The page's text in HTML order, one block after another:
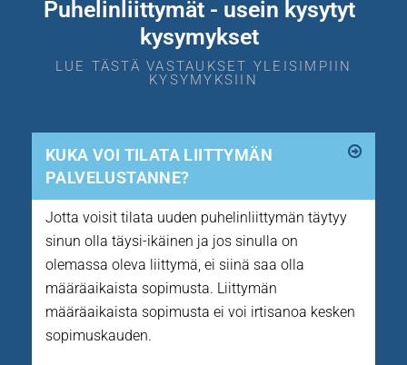
Puhelinliittymät - usein kysytyt
kysymykset
LUE TÄSTÄ VASTAUKSET YLEISIMPIIN
KYSYMYKSIIN
KUKA VOI TILATA LIITTYMÄN
PALVELUSTANNE?
Jotta voisit tilata uuden puhelinliittymän täytyy
sinun olla täysi-ikäinen ja jos sinulla on
olemassa oleva liittymä, ei siinä saa olla
määräaikaista sopimusta. Liittymän
määräaikaista sopimusta ei voi irtisanoa kesken
sopimuskauden.